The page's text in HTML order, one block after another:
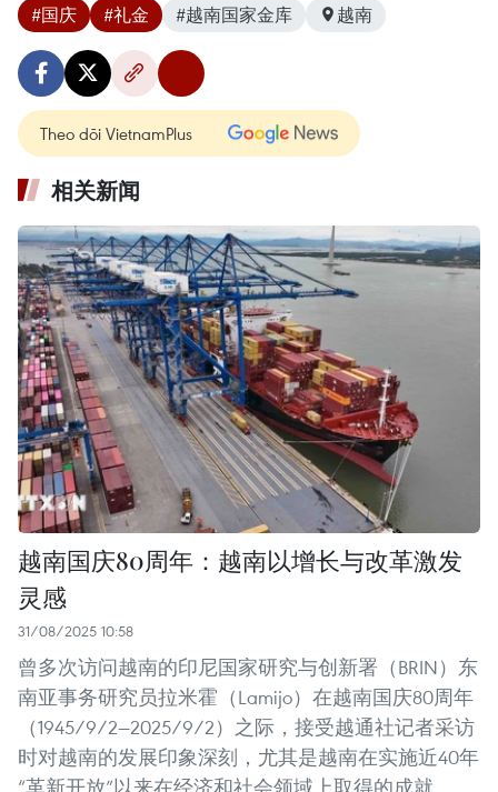
#国庆 #礼金 #越南国家金库 越南
Theo dõi VietnamPlus
相关新闻
越南国庆80周年：越南以增长与改革激发
灵感
31/08/2025 10:58
曾多次访问越南的印尼国家研究与创新署（BRIN）东
南亚事务研究员拉米霍（Lamijo）在越南国庆80周年
（1945/9/2—2025/9/2）之际，接受越通社记者采访
时对越南的发展印象深刻，尤其是越南在实施近40年